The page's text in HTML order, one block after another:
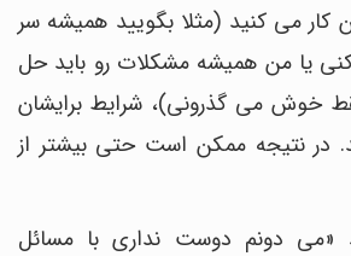
کار می کنید (مثلا بگویید همیشه سر
یا من همیشه مشکلات رو باید حل
خوش می گذرونی)، شرایط برایشان
نتیجه ممکن است حتی بیشتر از
«می دونم دوست نداری با مسائل